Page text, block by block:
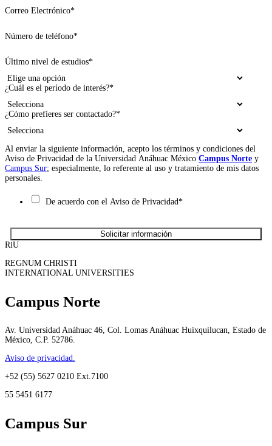
Correo Electrónico*
Número de teléfono*
Último nivel de estudios*
¿Cuál es el período de interés?*
¿Cómo prefieres ser contactado?*
Al enviar la siguiente información, acepto los términos y condiciones del
Aviso de Privacidad de la Universidad Anáhuac México Campus Norte y
Campus Sur; especialmente, lo referente al uso y tratamiento de mis datos
personales.
De acuerdo con el Aviso de Privacidad*
RiU
REGNUM CHRISTI
INTERNATIONAL UNIVERSITIES
Campus Norte
Av. Universidad Anáhuac 46, Col. Lomas Anáhuac Huixquilucan, Estado de
México, C.P. 52786.
Aviso de privacidad.
+52 (55) 5627 0210 Ext.7100
55 5451 6177
Campus Sur